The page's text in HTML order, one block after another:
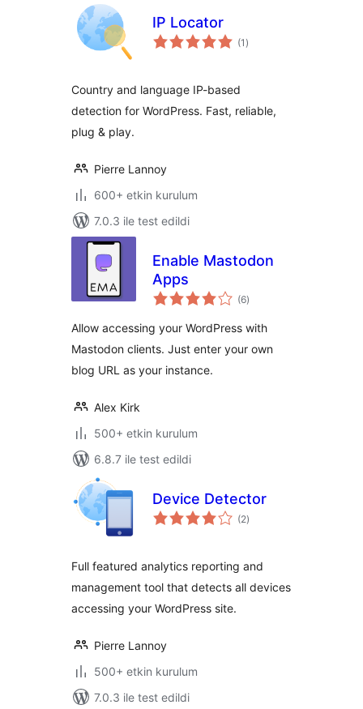
IP Locator
(1 toplam
puan
)
Country and language IP-based
detection for WordPress. Fast, reliable,
plug & play.
Pierre Lannoy
600+ etkin kurulum
7.0.3 ile test edildi
Enable Mastodon
Apps
(6toplam
puan
)
Allow accessing your WordPress with
Mastodon clients. Just enter your own
blog URL as your instance.
Alex Kirk
500+ etkin kurulum
6.8.7 ile test edildi
Device Detector
(2toplam
puan
)
Full featured analytics reporting and
management tool that detects all devices
accessing your WordPress site.
Pierre Lannoy
500+ etkin kurulum
7.0.3 ile test edildi